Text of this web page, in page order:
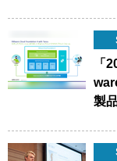
「
製